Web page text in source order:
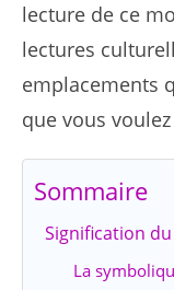
lecture de ce
lectures
emplacements
que vous
Sommaire
Signification
La